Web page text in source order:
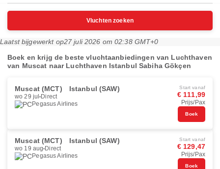
Vluchten zoeken
Laatst bijgewerkt op27 juli 2026 om 02:38 GMT+0
Boek en krijg de beste vluchtaanbiedingen van Luchthaven
van Muscat naar Luchthaven Istanbul Sabiha Gökçen
Muscat (MCT) Istanbul (SAW)
wo 29 jul Direct
Pegasus Airlines
Start vanaf
€ 111,99
Prijs/Pax
Boek
Muscat (MCT) Istanbul (SAW)
wo 19 aug Direct
Pegasus Airlines
Start vanaf
€ 129,47
Prijs/Pax
Boek